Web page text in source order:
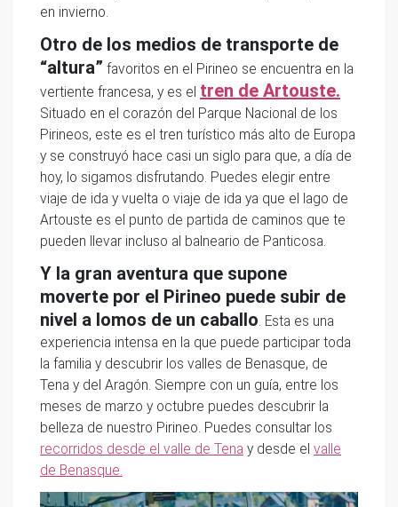
en invierno.
Otro de los medios de transporte de
“altura” favoritos en el Pirineo se encuentra en la
vertiente francesa, y es el tren de Artouste.
Situado en el corazón del Parque Nacional de los
Pirineos, este es el tren turístico más alto de Europa
y se construyó hace casi un siglo para que, a día de
hoy, lo sigamos disfrutando. Puedes elegir entre
viaje de ida y vuelta o viaje de ida ya que el lago de
Artouste es el punto de partida de caminos que te
pueden llevar incluso al balneario de Panticosa.
Y la gran aventura que supone
moverte por el Pirineo puede subir de
nivel a lomos de un caballo. Esta es una
experiencia intensa en la que puede participar toda
la familia y descubrir los valles de Benasque, de
Tena y del Aragón. Siempre con un guía, entre los
meses de marzo y octubre puedes descubrir la
belleza de nuestro Pirineo. Puedes consultar los
recorridos desde el valle de Tena y desde el valle
de Benasque.